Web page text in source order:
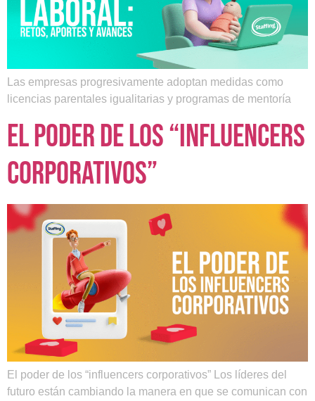
Las empresas progresivamente adoptan medidas como
licencias parentales igualitarias y programas de mentoría
El poder de los “influencers
corporativos”
El poder de los “influencers corporativos” Los líderes del
futuro están cambiando la manera en que se comunican con